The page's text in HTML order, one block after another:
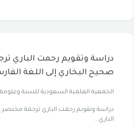
دراسة وتقويم رحمت الباري
صحيح البخاري إلى اللغة
الجمعية العلمية السعودية للسنة
دراسة وتقويم رحمت الباري ترجمة
الباري...